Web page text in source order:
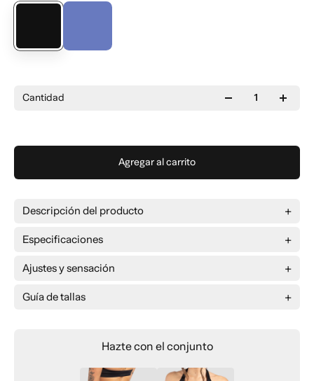
Cantidad
Agregar al carrito
Descripción del producto
Especificaciones
Ajustes y sensación
Guía de tallas
Hazte con el conjunto